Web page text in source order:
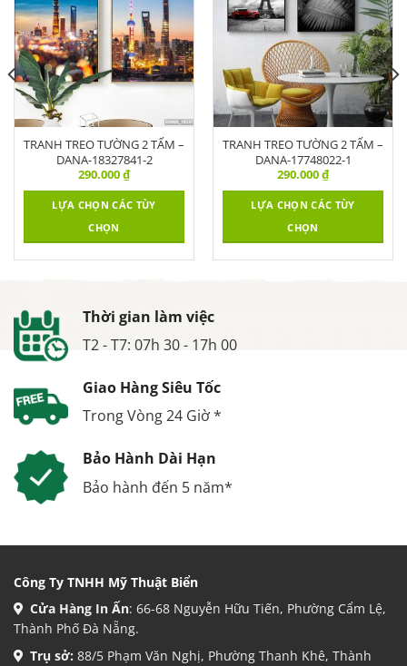
TRANH TREO TƯỜNG 2 TẤM –
DANA-18327841-2
290.000₫
LỰA CHỌN CÁC TÙY
CHỌN
TRANH TREO TƯỜNG 2 TẤM –
DANA-17748022-1
290.000₫
LỰA CHỌN CÁC TÙY
CHỌN
Thời gian làm việc
T2 - T7: 07h 30 - 17h 00
Giao Hàng Siêu Tốc
Trong Vòng 24 Giờ *
Bảo Hành Dài Hạn
Bảo hành đến 5 năm*
Công Ty TNHH Mỹ Thuật Biển
Cửa Hàng In Ấn: 66-68 Nguyễn Hữu Tiến, Phường Cẩm Lệ,
Thành Phố Đà Nẵng.
Trụ sở: 88/5 Phạm Văn Nghị, Phường Thanh Khê, Thành